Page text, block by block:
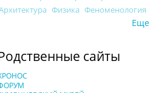
Физика Феноменология
Еще
сайты